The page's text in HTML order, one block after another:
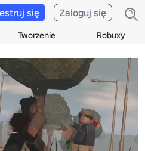
Tworzenie Robuxy
się Zaloguj się